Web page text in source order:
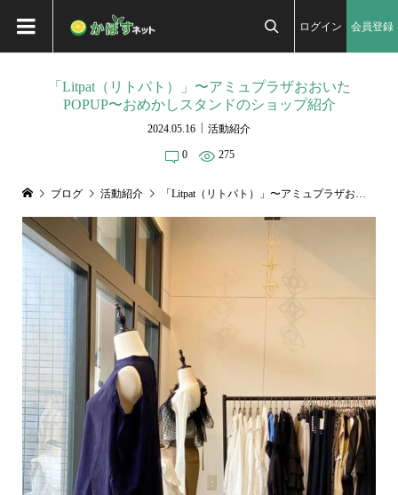
ログイン 会員登録
「Litpat（リトパト）」〜アミュプラザおおいた
POPUP〜おめかしスタンドのショップ紹介
2024.05.16 活動紹介
0 275
ブログ 活動紹介 「Litpat（リトパト）」〜アミュプラザおおいたPOPUP〜おめかしスタンドのショップ紹介